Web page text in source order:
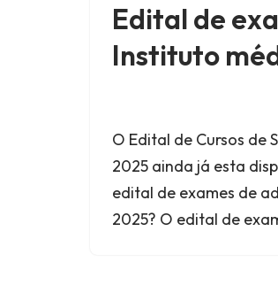
Edital de
Instituto
O Edital de Cursos de
2025 ainda já esta
edital de exames de
2025? O edital de